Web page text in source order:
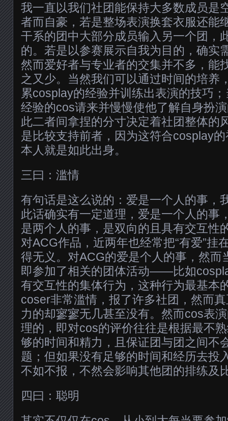
我一直以我们社团能保持大多数成员是
者而自豪，若是整场表演换套衣服还能
干系的团中大部分成员输入另一个团，
的。若是以参赛展示自我为目的，确实
然而爱好者与专业者的交集并不多，能
之又少。当然我们可以通过时间的培养
累cosplay的经验并训练出表演的技巧
经验的cos请来并慢慢使他了解自身扮
此二者间拿捏的分寸决定着社团整体的
是比较支持前者，因为这符合cosplay
本人就是如此出身。
三曰：滥情
有句话是这么说的：爱是一个人的事，
此话确实有一定道理，爱是一个人的事
是两个人的事，是双向的且具有交互性
对ACG作品，近两年也经常把“有爱”挂
得无义。对ACG的爱是个人的事，然而
即参加了相关的团体活动——比如
有交互性的集体行为，这种行为最基本
coser非常滥情，报了许多社团，然而
力的却寥寥无几甚至没有。然而cos表
理的，即对cos的评价往往是根据最不
够的时间和精力，且保证团与团之间不
题；但如果没有足够的时间和经历去投
不如不报，不然会影响其他团的排练及
四曰：聪明